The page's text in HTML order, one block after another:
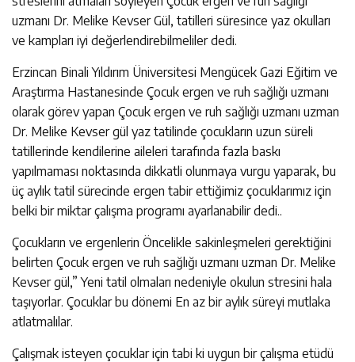
uzmanı Dr. Melike Kevser Gül, tatilleri süresince yaz okulları
ve kampları iyi değerlendirebilmeliler dedi.
Erzincan Binali Yıldırım Üniversitesi Mengücek Gazi Eğitim ve
Araştırma Hastanesinde Çocuk ergen ve ruh sağlığı uzmanı
olarak görev yapan Çocuk ergen ve ruh sağlığı uzmanı uzman
Dr. Melike Kevser gül yaz tatilinde çocukların uzun süreli
tatillerinde kendilerine aileleri tarafında fazla baskı
yapılmaması noktasında dikkatli olunmaya vurgu yaparak, bu
üç aylık tatil sürecinde ergen tabir ettiğimiz çocuklarımız için
belki bir miktar çalışma programı ayarlanabilir dedi..
Çocukların ve ergenlerin Öncelikle sakinleşmeleri gerektiğini
belirten Çocuk ergen ve ruh sağlığı uzmanı uzman Dr. Melike
Kevser gül,” Yeni tatil olmaları nedeniyle okulun stresini hala
taşıyorlar. Çocuklar bu dönemi En az bir aylık süreyi mutlaka
atlatmalılar.
Çalışmak isteyen çocuklar için tabi ki uygun bir çalışma etüdü